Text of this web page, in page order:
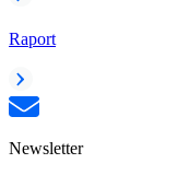
Raport
Newsletter